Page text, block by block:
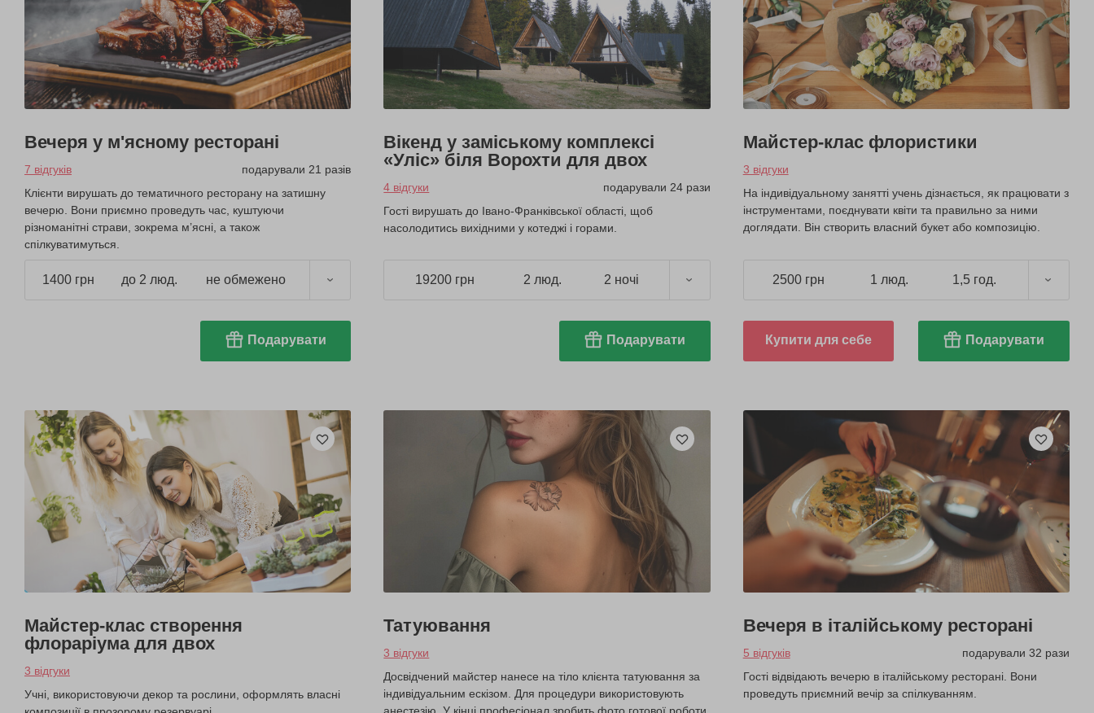
Вечеря у м'ясному ресторані
7 відгуків
подарували 21 разів
Клієнти вирушать до тематичного ресторану на затишну
вечерю. Вони приємно проведуть час, куштуючи
різноманітні страви, зокрема м’ясні, а також
спілкуватимуться.
1400 грн до 2 люд. не обмежено
Подарувати
Вікенд у заміському комплексі
«Уліс» біля Ворохти для двох
4 відгуки
подарували 24 рази
Гості вирушать до Івано-Франківської області, щоб
насолодитись вихідними у котеджі і горами.
19200 грн 2 люд. 2 ночі
Подарувати
Майстер-клас флористики
3 відгуки
На індивідуальному занятті учень дізнається, як працювати з
інструментами, поєднувати квіти та правильно за ними
доглядати. Він створить власний букет або композицію.
2500 грн 1 люд. 1,5 год.
Купити для себе Подарувати
Майстер-клас створення
флораріума для двох
3 відгуки
Учні, використовуючи декор та рослини, оформлять власні
Татуювання
3 відгуки
Досвідчений майстер нанесе на тіло клієнта татуювання за
індивідуальним ескізом. Для процедури використовують
Вечеря в італійському ресторані
5 відгуків
подарували 32 рази
Гості відвідають вечерю в італійському ресторані. Вони
проведуть приємний вечір за спілкуванням.